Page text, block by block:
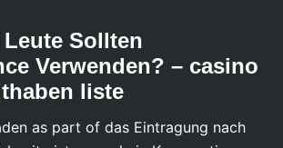
Leute Sollten
Verwenden? – casino
liste
as part of das Eintragung nach